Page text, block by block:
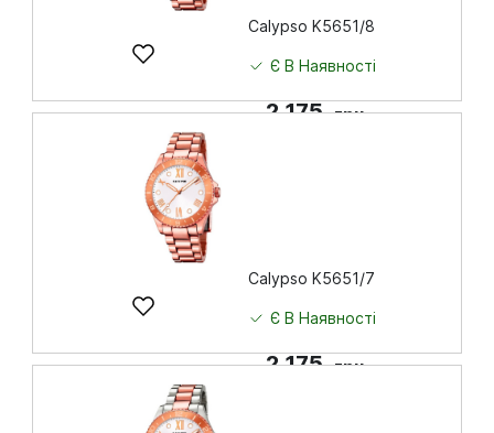
Calypso K5651/8
Є В Наявності
2 175 грн
Calypso K5651/7
Є В Наявності
2 175 грн